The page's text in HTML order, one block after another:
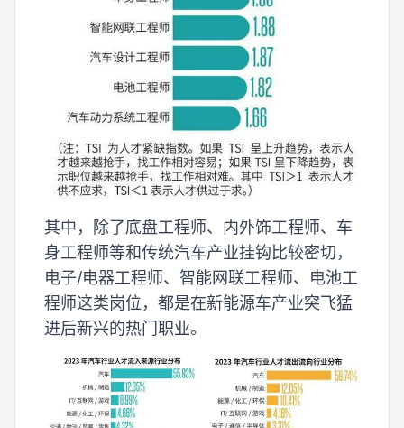
其中，除了底盘工程师、内外饰工程师、车
身工程师等和传统汽车产业挂钩比较密切，
电子/电器工程师、智能网联工程师、电池工
程师这类岗位，都是在新能源车产业突飞猛
进后新兴的热门职业。